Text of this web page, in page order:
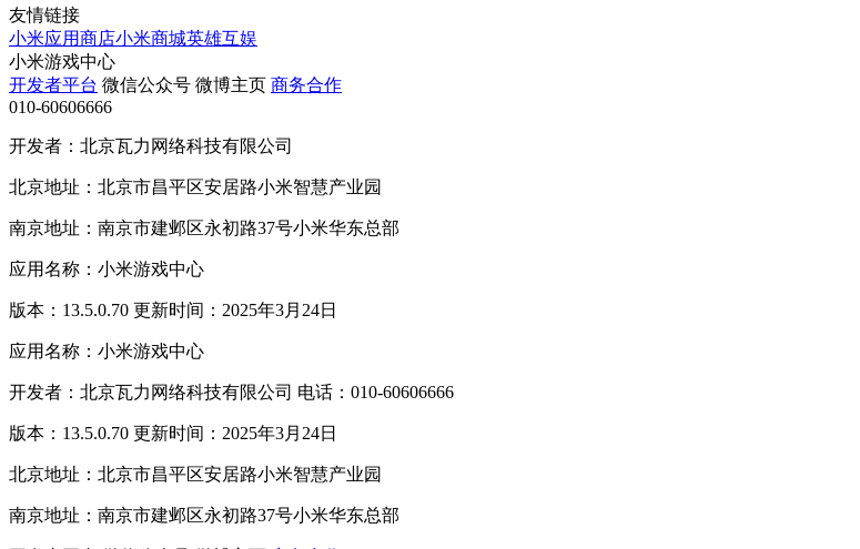
友情链接
小米应用商店小米商城英雄互娱
小米游戏中心
开发者平台 微信公众号 微博主页 商务合作
010-60606666
开发者：北京瓦力网络科技有限公司
北京地址：北京市昌平区安居路小米智慧产业园
南京地址：南京市建邺区永初路37号小米华东总部
应用名称：小米游戏中心
版本：13.5.0.70 更新时间：2025年3月24日
应用名称：小米游戏中心
开发者：北京瓦力网络科技有限公司 电话：010-60606666
版本：13.5.0.70 更新时间：2025年3月24日
北京地址：北京市昌平区安居路小米智慧产业园
南京地址：南京市建邺区永初路37号小米华东总部